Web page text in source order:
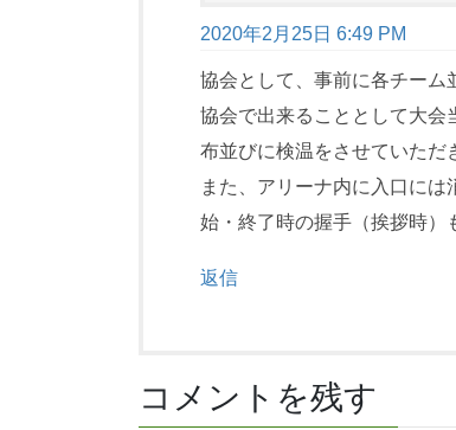
2020年2月25日 6:49 PM
協会として、事前に各チーム
協会で出来ることとして大会
布並びに検温をさせていただ
また、アリーナ内に入口に
始・終了時の握手（挨拶時）
返信
コメントを残す